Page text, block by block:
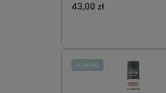
43,00 zł
nowość